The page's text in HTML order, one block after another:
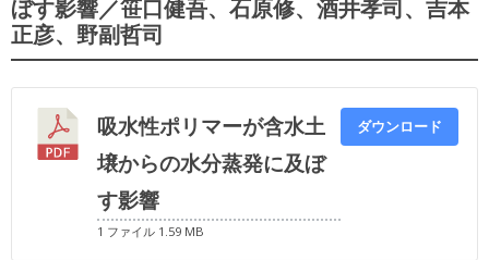
ぼす影響／笹口健吾、石原修、酒井孝司、吉本
正彦、野副哲司
吸水性ポリマーが含水土
壌からの水分蒸発に及ぼ
す影響
1 ファイル 1.59 MB
ダウンロード